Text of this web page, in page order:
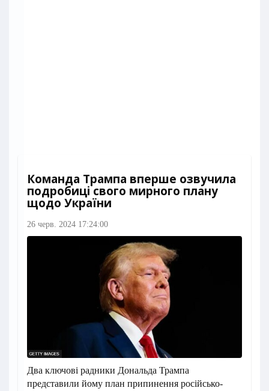
Команда Трампа вперше озвучила
подробиці свого мирного плану
щодо України
26 черв. 2024 17:24:00
Два ключові радники Дональда Трампа
представили йому план припинення російсько-